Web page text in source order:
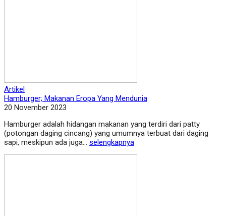
Artikel
Hamburger; Makanan Eropa Yang Mendunia
20 November 2023
Hamburger adalah hidangan makanan yang terdiri dari patty
(potongan daging cincang) yang umumnya terbuat dari daging
sapi, meskipun ada juga... selengkapnya